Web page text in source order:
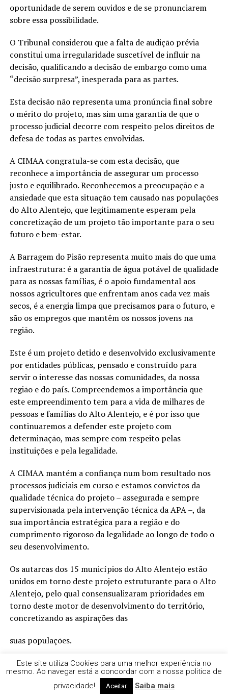
oportunidade de serem ouvidos e de se pronunciarem
sobre essa possibilidade.
O Tribunal considerou que a falta de audição prévia
constitui uma irregularidade suscetível de influir na
decisão, qualificando a decisão de embargo como uma
“decisão surpresa”, inesperada para as partes.
Esta decisão não representa uma pronúncia final sobre
o mérito do projeto, mas sim uma garantia de que o
processo judicial decorre com respeito pelos direitos de
defesa de todas as partes envolvidas.
A CIMAA congratula-se com esta decisão, que
reconhece a importância de assegurar um processo
justo e equilibrado. Reconhecemos a preocupação e a
ansiedade que esta situação tem causado nas populações
do Alto Alentejo, que legitimamente esperam pela
concretização de um projeto tão importante para o seu
futuro e bem-estar.
A Barragem do Pisão representa muito mais do que uma
infraestrutura: é a garantia de água potável de qualidade
para as nossas famílias, é o apoio fundamental aos
nossos agricultores que enfrentam anos cada vez mais
secos, é a energia limpa que precisamos para o futuro, e
são os empregos que mantêm os nossos jovens na
região.
Este é um projeto detido e desenvolvido exclusivamente
por entidades públicas, pensado e construído para
servir o interesse das nossas comunidades, da nossa
região e do país. Compreendemos a importância que
este empreendimento tem para a vida de milhares de
pessoas e famílias do Alto Alentejo, e é por isso que
continuaremos a defender este projeto com
determinação, mas sempre com respeito pelas
instituições e pela legalidade.
A CIMAA mantém a confiança num bom resultado nos
processos judiciais em curso e estamos convictos da
qualidade técnica do projeto – assegurada e sempre
supervisionada pela intervenção técnica da APA –, da
sua importância estratégica para a região e do
cumprimento rigoroso da legalidade ao longo de todo o
seu desenvolvimento.
Os autarcas dos 15 municípios do Alto Alentejo estão
unidos em torno deste projeto estruturante para o Alto
Alentejo, pelo qual consensualizaram prioridades em
torno deste motor de desenvolvimento do território,
concretizando as aspirações das
suas populações.
Continuaremos a trabalhar, dia após dia, para que este
projeto estruturante se concretize e possa servir as
populações do Alto Alentejo, tal como sempre foi o
Este site utiliza Cookies para uma melhor experiência no
mesmo. Ao navegar está a concordar com a nossa politica de
privacidade!
Aceitar Saiba mais